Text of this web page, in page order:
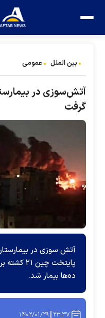
بین الملل عمومی
گرفت
آتش سوزی در
پایتخت
ده‌ها بیمار شد.
۲۳:۳۷ ۱۴۰۲/۰۱/۲۹